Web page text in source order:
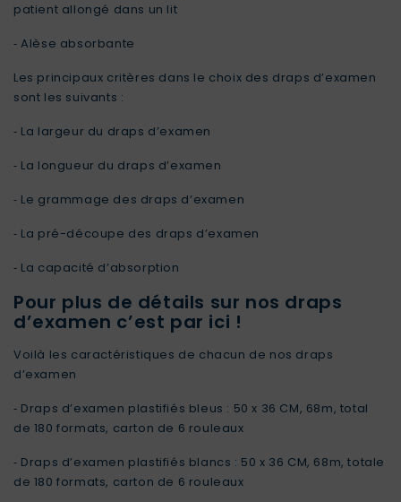
patient allongé dans un lit
⁃ Alèse absorbante
Les principaux critères dans le choix des draps d’examen
sont les suivants :
⁃ La largeur du draps d’examen
⁃ La longueur du draps d’examen
⁃ Le grammage des draps d’examen
⁃ La pré-découpe des draps d’examen
⁃ La capacité d’absorption
Pour plus de détails sur nos draps
d’examen c’est par ici !
Voilà les caractéristiques de chacun de nos draps
d’examen
⁃ Draps d’examen plastifiés bleus : 50 x 36 CM, 68m, total
de 180 formats, carton de 6 rouleaux
⁃ Draps d’examen plastifiés blancs : 50 x 36 CM, 68m, totale
de 180 formats, carton de 6 rouleaux